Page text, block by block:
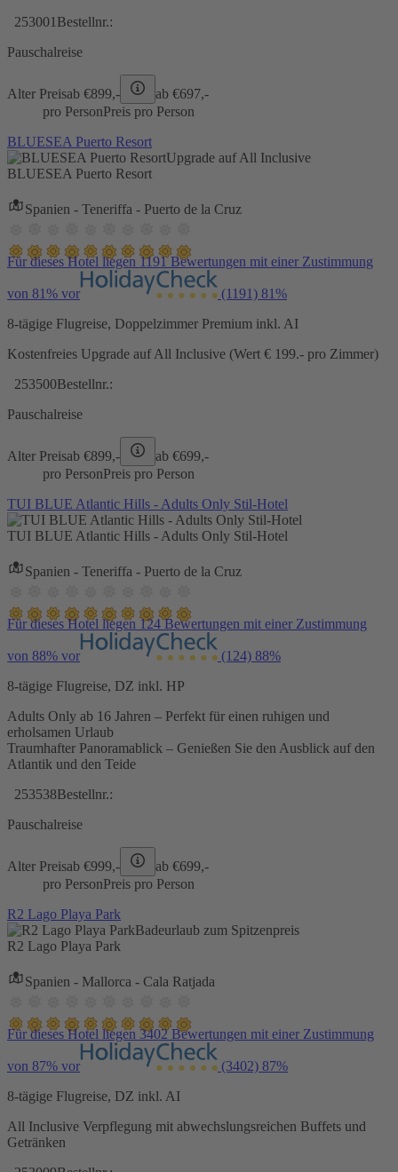
253001 Bestellnr.:
Pauschalreise
Alter Preisab €899,- ab €697,-
pro PersonPreis pro Person
BLUESEA Puerto Resort
Upgrade auf All Inclusive
BLUESEA Puerto Resort
Spanien - Teneriffa - Puerto de la Cruz
Für dieses Hotel liegen 1191 Bewertungen mit einer Zustimmung
von 81% vor (1191) 81%
8-tägige Flugreise, Doppelzimmer Premium inkl. AI
Kostenfreies Upgrade auf All Inclusive (Wert € 199.- pro Zimmer)
253500Bestellnr.:
Pauschalreise
Alter Preisab €899,- ab €699,-
pro PersonPreis pro Person
TUI BLUE Atlantic Hills - Adults Only Stil-Hotel
TUI BLUE Atlantic Hills - Adults Only Stil-Hotel
Spanien - Teneriffa - Puerto de la Cruz
Für dieses Hotel liegen 124 Bewertungen mit einer Zustimmung
von 88% vor (124) 88%
8-tägige Flugreise, DZ inkl. HP
Adults Only ab 16 Jahren – Perfekt für einen ruhigen und
erholsamen Urlaub
Traumhafter Panoramablick – Genießen Sie den Ausblick auf den
Atlantik und den Teide
253538Bestellnr.:
Pauschalreise
Alter Preisab €999,- ab €699,-
pro PersonPreis pro Person
R2 Lago Playa Park
Badeurlaub zum Spitzenpreis
R2 Lago Playa Park
Spanien - Mallorca - Cala Ratjada
Für dieses Hotel liegen 3402 Bewertungen mit einer Zustimmung
von 87% vor (3402) 87%
8-tägige Flugreise, DZ inkl. AI
All Inclusive Verpflegung mit abwechslungsreichen Buffets und
Getränken